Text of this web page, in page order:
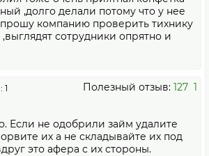
,долго делали потому что у нее
компанию проверить тихнику
сотрудники опрятно и
1 Полезный отзыв: 127 1
Если не одобрили займ удалите
их а не складывайте их под
это афера с их стороны.